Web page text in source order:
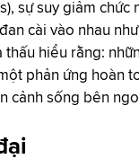
sự suy giảm chức
cài vào nhau
hiểu rằng:
phản ứng hoàn
cảnh sống bên